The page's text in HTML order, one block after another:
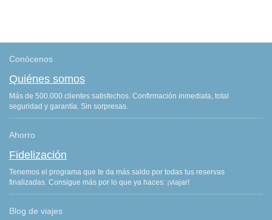
Conócenos
Quiénes somos
Más de 500.000 clientes satisfechos. Confirmación inmediata, total
seguridad y garantía. Sin sorpresas.
Ahorro
Fidelización
Tenemos el programa que te da más saldo por todas tus reservas
finalizadas. Consigue más por lo que ya haces: ¡viajar!
Blog de viajes